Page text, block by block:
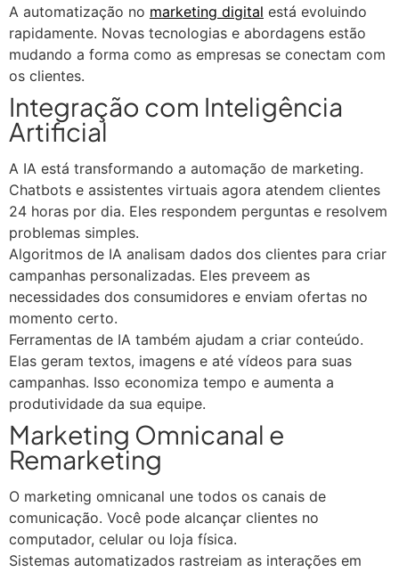
A automatização no marketing digital está evoluindo
rapidamente. Novas tecnologias e abordagens estão
mudando a forma como as empresas se conectam com
os clientes.
Integração com Inteligência
Artificial
A IA está transformando a automação de marketing.
Chatbots e assistentes virtuais agora atendem clientes
24 horas por dia. Eles respondem perguntas e resolvem
problemas simples.
Algoritmos de IA analisam dados dos clientes para criar
campanhas personalizadas. Eles preveem as
necessidades dos consumidores e enviam ofertas no
momento certo.
Ferramentas de IA também ajudam a criar conteúdo.
Elas geram textos, imagens e até vídeos para suas
campanhas. Isso economiza tempo e aumenta a
produtividade da sua equipe.
Marketing Omnicanal e
Remarketing
O marketing omnicanal une todos os canais de
comunicação. Você pode alcançar clientes no
computador, celular ou loja física.
Sistemas automatizados rastreiam as interações em